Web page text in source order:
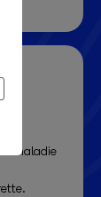
maladie